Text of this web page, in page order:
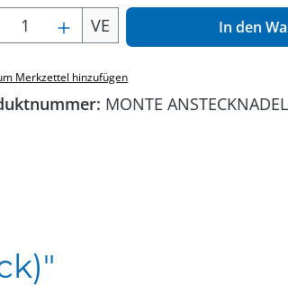
Anzahl: Gib den
VE In den
Merkzettel hinzufügen
MONTE